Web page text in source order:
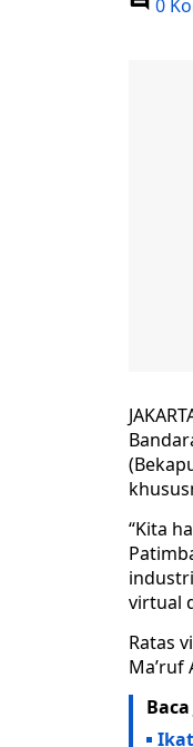
0
“Kita
virtual
Ratas